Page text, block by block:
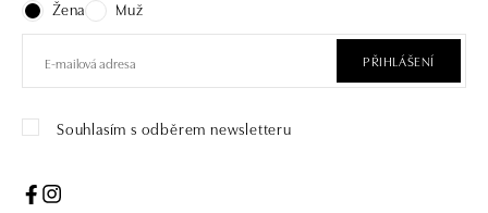
Žena
Muž
PŘIHLÁŠENÍ
Souhlasím s odběrem newsletteru